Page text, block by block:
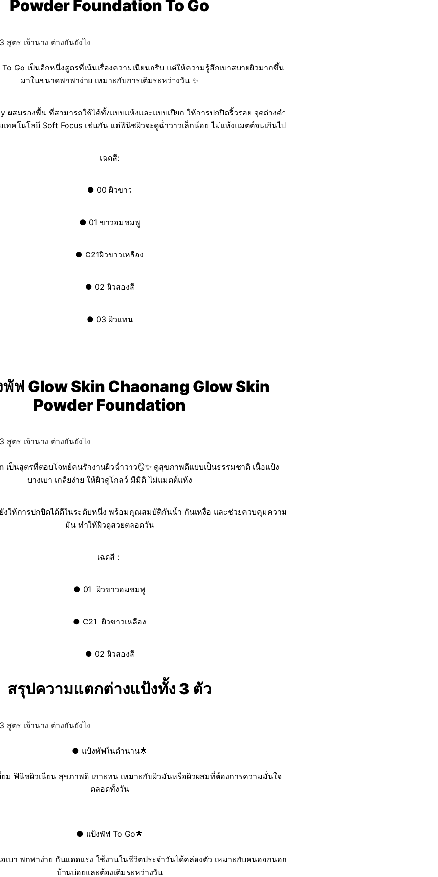
Powder Foundation To Go
Go เป็นอีกหนึ่งสูตรที่เน้นเรื่องความเนียนกริบ แต่ให้ความรู้สึกเบาสบายผิวมากขึ้น
มาในขนาดพกพาง่าย เหมาะกับการเติมระหว่างวัน ✨
ผสมรองพื้น ที่สามารถใช้ได้ทั้งแบบแห้งและแบบเปียก ให้การปกปิดริ้วรอย จุดด่างดำ
ทคโนโลยี Soft Focus เช่นกัน แต่ฟินิชผิวจะดูฉ่ำวาวเล็กน้อย ไม่แห้งแมตต์จนเกินไป
เฉดสี:
● 00 ผิวขาว
● 01 ขาวอมชมพู
● C21ผิวขาวเหลือง
● 02 ผิวสองสี
● 03 ผิวแทน
พัฟ Glow Skin Chaonang Glow Skin
Powder Foundation
เป็นสูตรที่ตอบโจทย์คนรักงานผิวฉ่ำวาว🪞✨ ดูสุขภาพดีแบบเป็นธรรมชาติ เนื้อแป้ง
บางเบา เกลี่ยง่าย ให้ผิวดูโกลว์ มีมิติ ไม่แมตต์แห้ง
งให้การปกปิดได้ดีในระดับหนึ่ง พร้อมคุณสมบัติกันน้ำ กันเหงื่อ และช่วยควบคุมความ
มัน ทำให้ผิวดูสวยตลอดวัน
เฉดสี :
● 01 ผิวขาวอมชมพู
● C21 ผิวขาวเหลือง
● 02 ผิวสองสี
สรุปความแตกต่างแป้งทั้ง 3 ตัว
● แป้งพัฟในตำนาน🌟
ม ฟินิชผิวเนียน สุขภาพดี เกาะทน เหมาะกับผิวมันหรือผิวผสมที่ต้องการความมั่นใจ
ตลอดทั้งวัน
● แป้งพัฟ To Go🌟
เบา พกพาง่าย กันแดดแรง ใช้งานในชีวิตประจำวันได้คล่องตัว เหมาะกับคนออกนอก
บ้านบ่อยและต้องเติมระหว่างวัน